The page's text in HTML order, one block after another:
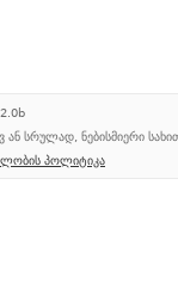
სრულად, ნებისმიერი
პოლიტიკა